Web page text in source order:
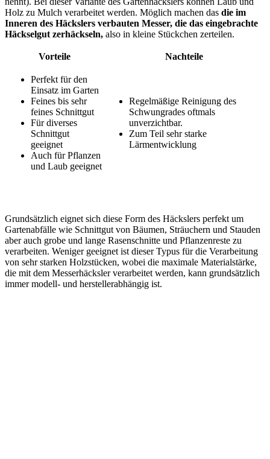
Holz zu Mulch verarbeitet werden. Möglich machen das die im
Inneren des Häckslers verbauten Messer, die das eingebrachte
Häckselgut zerhäckseln, also in kleine Stückchen zerteilen.
Vorteile Nachteile
Perfekt für den
Einsatz im Garten
Feines bis sehr
feines Schnittgut
Für diverses
Schnittgut
geeignet
Auch für Pflanzen
und Laub geeignet
Regelmäßige Reinigung des
Schwungrades oftmals
unverzichtbar.
Zum Teil sehr starke
Lärmentwicklung
Grundsätzlich eignet sich diese Form des Häckslers perfekt um
Gartenabfälle wie Schnittgut von Bäumen, Sträuchern und Stauden
aber auch grobe und lange Rasenschnitte und Pflanzenreste zu
verarbeiten. Weniger geeignet ist dieser Typus für die Verarbeitung
von sehr starken Holzstücken, wobei die maximale Materialstärke,
die mit dem Messerhäcksler verarbeitet werden, kann grundsätzlich
immer modell- und herstellerabhängig ist.